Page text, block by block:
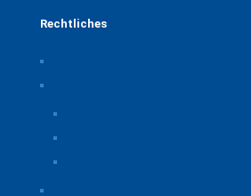
Rechtliches